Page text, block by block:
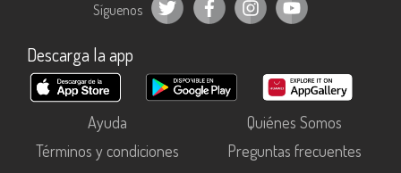
Síguenos
Descarga la app
Ayuda
Quiénes Somos
Términos y condiciones
Preguntas frecuentes